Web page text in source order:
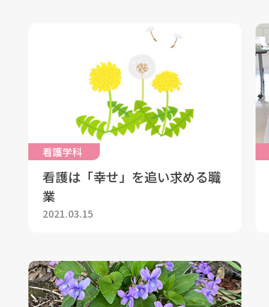
看護学科
看護は「幸せ」を追い求める職
業
2021.03.15